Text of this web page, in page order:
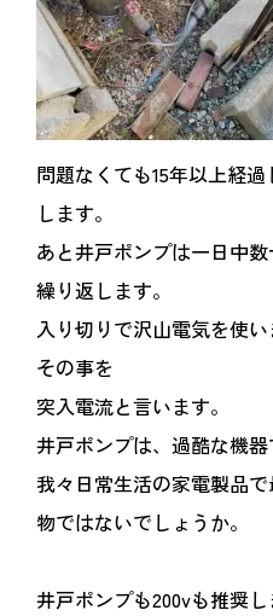
問題なくても15年以上経
します。
あと井戸ポンプは一日中
繰り返します。
入り切りで沢山電気を使い
その事を
突入電流と言います。
井戸ポンプは、過酷な機器
我々日常生活の家電製品
物ではないでしょうか。
井戸ポンプも200vも推奨し